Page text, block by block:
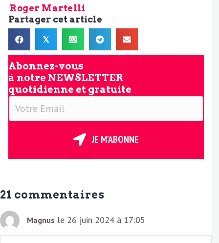
Roger Martelli
Partager cet article
𝕏
Abonnez-vous
à notre NEWSLETTER
quotidienne et gratuite
V
E
i
l
JE M'ABONNE
21 commentaires
Magnus le 26 juin 2024 à 17:05